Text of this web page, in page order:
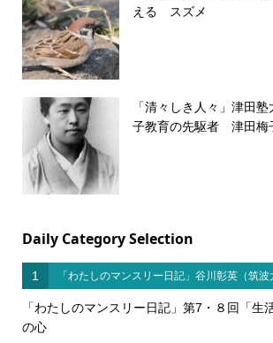
える スズメ
「清々しき人々」津田
子教育の先駆者 津田梅
Daily Category Selection
1 「わたしのマンスリー日記」谷川彰英（筑波
「わたしのマンスリー日記」第7・８回「
の心